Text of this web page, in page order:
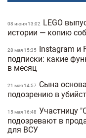
08 июня 13:02
LEGO
истории — копию
28 мая 15:35 Instagram и
подписки: какие
в месяц
21 мая 14:57
Сына
подозрению в
15 мая 16:48 Участницу
подозревают в
для ВСУ